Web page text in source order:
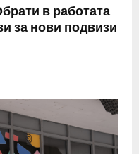
в работата
за нови подвизи